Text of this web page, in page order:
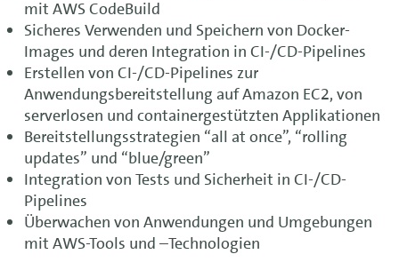
mit AWS CodeBuild
Sicheres Verwenden und Speichern von Docker-
Images und deren Integration in CI-/CD-Pipelines
Erstellen von CI-/CD-Pipelines zur
Anwendungsbereitstellung auf Amazon EC2, von
serverlosen und containergestützten Applikationen
Bereitstellungsstrategien “all at once”, “rolling
updates” und “blue/green”
Integration von Tests und Sicherheit in CI-/CD-
Pipelines
Überwachen von Anwendungen und Umgebungen
mit AWS-Tools und –Technologien